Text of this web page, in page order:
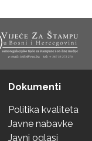
Dokumenti
Politika kvaliteta
Javne nabavke
Javni oglasi